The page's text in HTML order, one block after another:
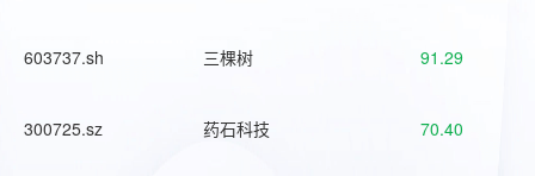
603737.sh 三棵树 91.29
300725.sz 药石科技 70.40